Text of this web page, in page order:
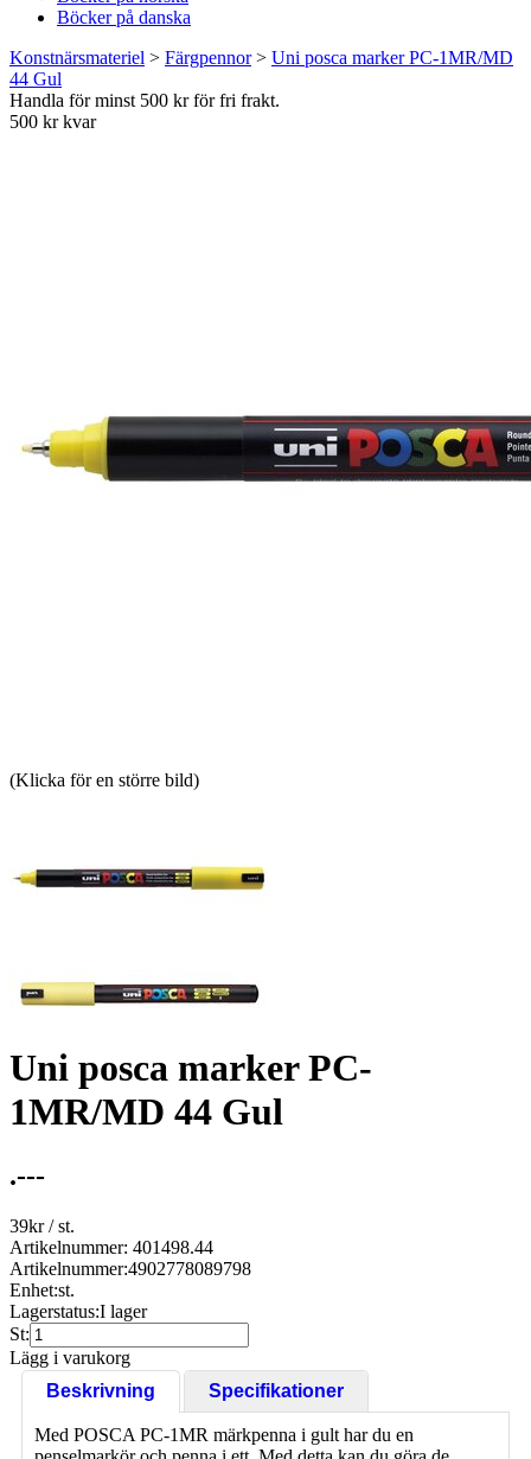
Böcker på danska
Konstnärsmateriel > Färgpennor> Uni posca marker PC-1MR/MD
44 Gul
Handla för minst 500 kr för fri frakt.
500 kr kvar
(Klicka för en större bild)
Uni posca marker PC-
1MR/MD 44 Gul
.---
39kr/ st.
Artikelnummer: 401498.44
Artikelnummer:4902778089798
Enhet:st.
Lagerstatus:I lager
St:
Lägg i varukorg
Beskrivning
Specifikationer
Med POSCA PC-1MR märkpenna i gult har du en